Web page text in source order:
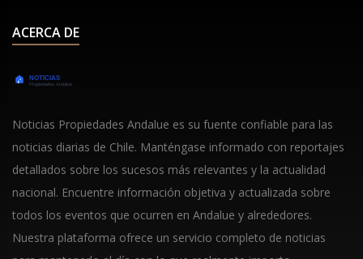
ACERCA DE
Noticias Propiedades Andalue es su fuente confiable para las
noticias diarias de Chile. Manténgase informado con reportajes
detallados sobre los sucesos más relevantes y la actualidad
nacional. Encuentre información objetiva y actualizada sobre
todos los eventos que ocurren en Andalue y alrededores.
Nuestra plataforma ofrece un servicio completo de noticias